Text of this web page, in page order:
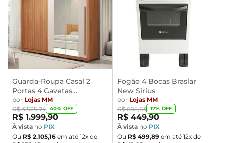
Guarda-Roupa Casal 2
Portas 4 Gavetas
Caemmun Moviment
por Lojas MM
R$ 3.525,74 40% OFF
R$ 1.999,90
À vista no PIX
Ou R$ 2.105,16 em até 12x de
Fogão 4 Bocas Braslar
New Sirius
por Lojas MM
R$ 605,63 17% OFF
R$ 449,90
À vista no PIX
Ou R$ 499,89 em até 12x de